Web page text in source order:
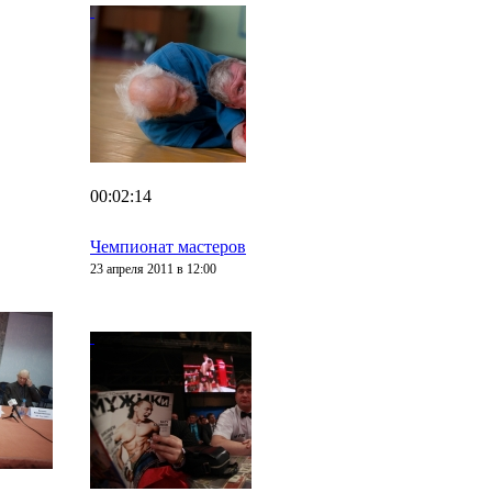
00:02:14
Чемпионат мастеров
23 апреля 2011 в 12:00